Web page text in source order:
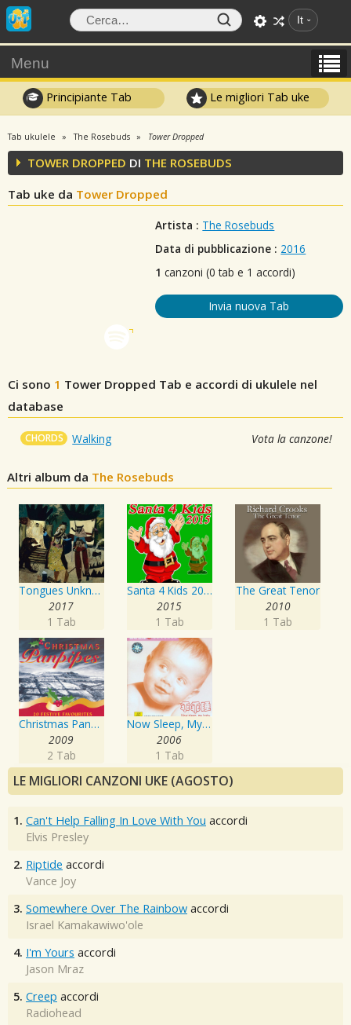
It
Menu
Principiante Tab Le migliori Tab uke
Tab ukulele The Rosebuds Tower Dropped
TOWER DROPPED DI THE ROSEBUDS
Tab uke da Tower Dropped
Artista : The Rosebuds
Data di pubblicazione : 2016
1 canzoni (0 tab e 1 accordi)
Invia nuova Tab
Ci sono 1 Tower Dropped Tab e accordi di ukulele nel
database
CHORDS Walking Vota la canzone!
Altri album da The Rosebuds
Tongues Unknown
2017
1 Tab
Santa 4 Kids 2015
2015
1 Tab
The Great Tenor
2010
1 Tab
Christmas Panpipes
2009
2 Tab
Now Sleep, My Baby
2006
1 Tab
LE MIGLIORI CANZONI UKE (AGOSTO)
1. Can't Help Falling In Love With You accordi
Elvis Presley
2. Riptide accordi
Vance Joy
3. Somewhere Over The Rainbow accordi
Israel Kamakawiwo'ole
4. I'm Yours accordi
Jason Mraz
5. Creep accordi
Radiohead